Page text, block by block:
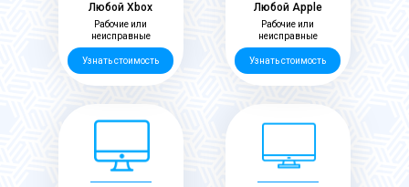
Узнать стоимость
Рабочие или
неисправные
Любой Apple
Узнать стоимость
Рабочие или
неисправные
Любой Xbox